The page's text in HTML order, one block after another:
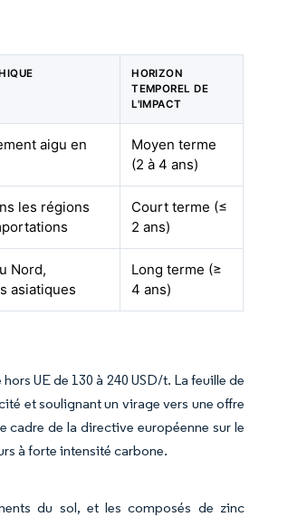
HORIZON
TEMPOREL DE
L'IMPACT
aigu en
Moyen terme
(2 à 4 ans)
les régions
Court terme (≤
2 ans)
Nord,
asiatiques
Long terme (≥
4 ans)
UE de 130 à 240 USD/t. La feuille de
et soulignant un virage vers une offre
cadre de la directive européenne sur le
à forte intensité carbone.
du sol, et les composés de zinc